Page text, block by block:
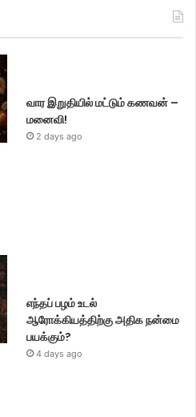
வார இறுதியில் மட்டும் கணவன் –
மனைவி!
2 days ago
எந்தப் பழம் உடல்
ஆரோக்கியத்திற்கு அதிக நன்மை
பயக்கும்?
4 days ago